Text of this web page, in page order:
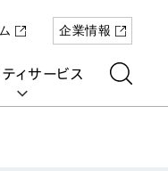
ィサービス
企業情報